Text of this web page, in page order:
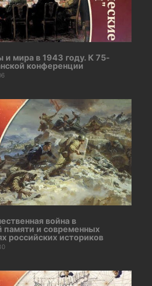
и мира в 1943 году. К 75-
конференции
война в
памяти и современных
российских историков